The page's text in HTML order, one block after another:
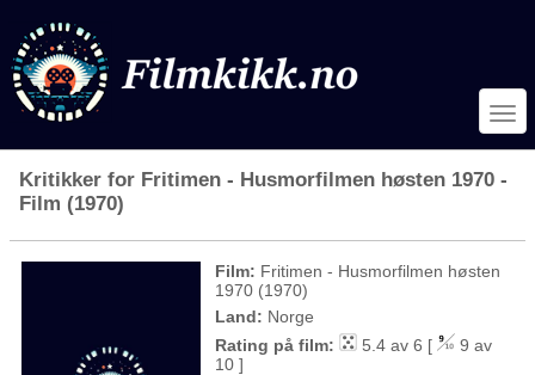
Kritikker for Fritimen - Husmorfilmen høsten 1970 -
Film (1970)
Film: Fritimen - Husmorfilmen høsten
1970 (1970)
Land: Norge
Rating på film:
5.4 av 6 [
9 av
10 ]